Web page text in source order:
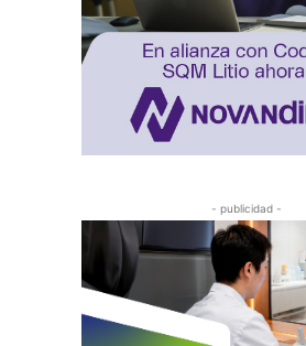
- publicidad -